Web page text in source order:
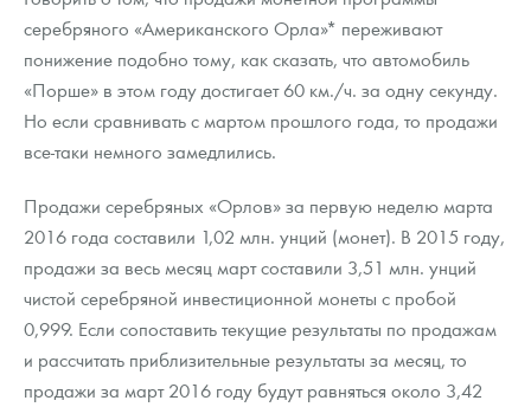
Гарри Поттер
Год Лошади
Флот: ледоколы и корабли
Жетоны "Необыкновенные обитатели глубин"
Ювелирные изделия
Русская нумизматика
Золотая карманная галерея
Наборы подарочных и коллекционных монет
Условия возврата
Монеты
Политика конфиденциальности
Политика использования Cookies
Положение по обработке и защите персональных данных
Письмо директору
Пресс-служба
серебряного «Американского Орла»* переживают
понижение подобно тому, как сказать, что автомобиль
«Порше» в этом году достигает 60 км./ч. за одну секунду.
Но если сравнивать с мартом прошлого года, то продажи
все-таки немного замедлились.
Продажи серебряных «Орлов» за первую неделю марта
2016 года составили 1,02 млн. унций (монет). В 2015 году,
продажи за весь месяц март составили 3,51 млн. унций
чистой серебряной инвестиционной монеты с пробой
0,999. Если сопоставить текущие результаты по продажам
и рассчитать приблизительные результаты за месяц, то
продажи за март 2016 году будут равняться около 3,42